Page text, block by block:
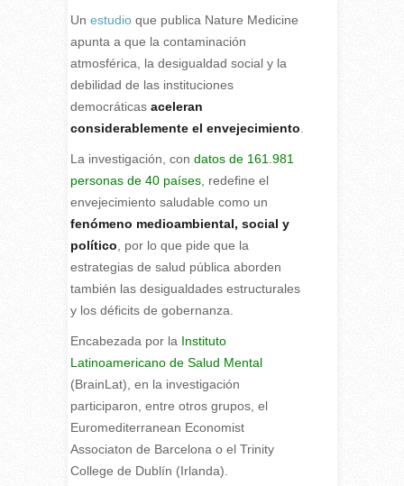
Un estudioque publica Nature Medicine
apunta a que la contaminación
atmosférica, la desigualdad social y la
debilidad de las instituciones
democráticas aceleran
considerablemente el envejecimiento
La investigación, con datos de 161.981
personas de 40 países, redefine el
envejecimiento saludable como un
fenómeno medioambiental, social y
político , por lo que pide que la
estrategias de salud pública aborden
también las desigualdades estructurales
y los déficits de gobernanza.
Encabezada por la Instituto
Latinoamericano de Salud Mental
(BrainLat), en la investigación
participaron, entre otros grupos, el
Euromediterranean Economist
Associaton de Barcelona o el Trinity
College de Dublín (Irlanda).